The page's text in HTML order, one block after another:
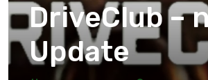
DriveClub –
Update